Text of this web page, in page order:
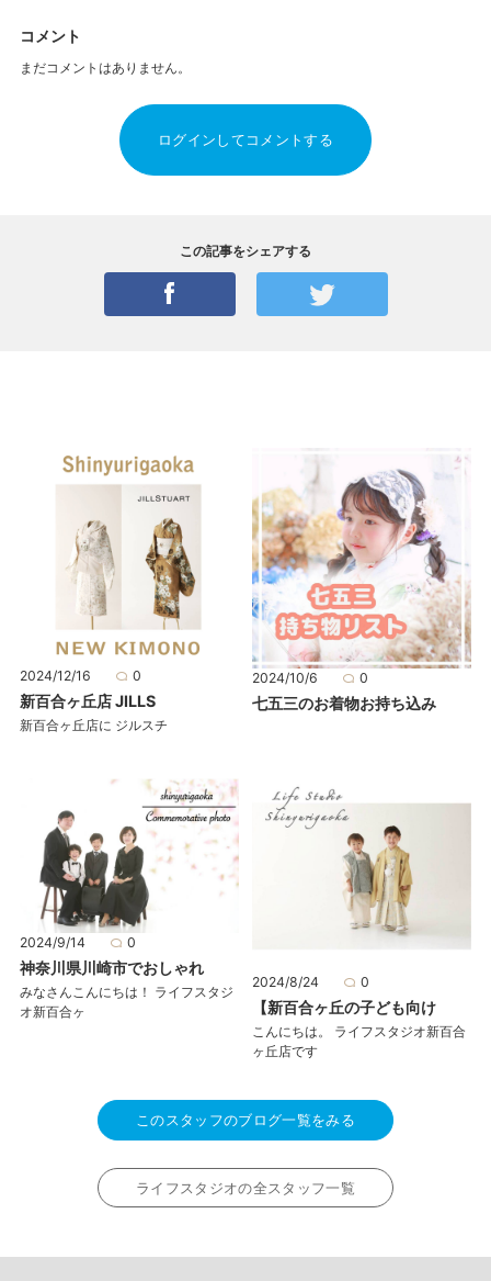
コメント
まだコメントはありません。
ログインしてコメントする
この記事をシェアする
2024/12/16 0
新百合ヶ丘店 JILLS
新百合ヶ丘店に ジルスチ
2024/10/6 0
七五三のお着物お持ち込み
2024/9/14 0
神奈川県川崎市でおしゃれ
みなさんこんにちは！ ライフスタジ
オ新百合ヶ
2024/8/24 0
【新百合ヶ丘の子ども向け
こんにちは。 ライフスタジオ新百合
ヶ丘店です
このスタッフのブログ一覧をみる
ライフスタジオの全スタッフ一覧